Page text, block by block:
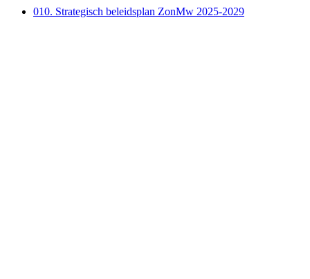
010. Strategisch beleidsplan ZonMw 2025-2029